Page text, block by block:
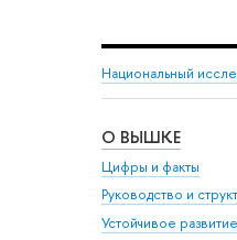
Национальный
О ВЫШКЕ
Цифры и факты
Руководство и
Устойчивое